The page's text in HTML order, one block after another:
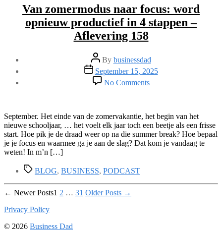
–
Aflevering
163
Van zomermodus naar focus: word
opnieuw productief in 4 stappen –
Aflevering 158
Post
author
By businessdad
Post
date
September 15, 2025
No Commentson
Van
focus:
word
opnieuw
productief
Aflevering
September. Het einde van de zomervakantie, het begin van het
nieuwe schooljaar, … het voelt elk jaar toch een beetje als een frisse
start. Hoe pik je de draad weer op na die summer break? Hoe bepaal
je je focus en waarmee ga je aan de slag? Dat kom je vandaag te
weten! In m’n […]
TagsBLOG, BUSINESS, PODCAST
Posts
pagination
← NewerPosts1 2 … 31 OlderPosts →
Privacy Policy
© 2026 Business Dad